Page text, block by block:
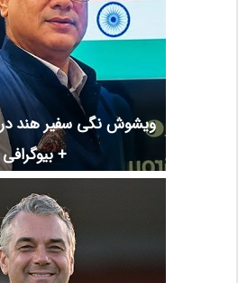
ویشوش نگی سفیر هند
+ بیوگرافی